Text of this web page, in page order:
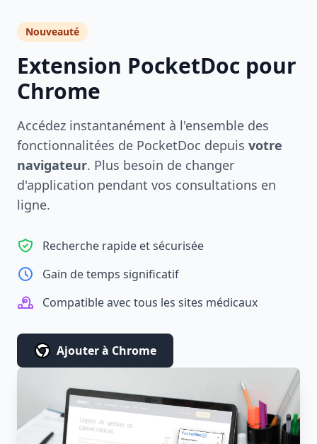
Nouveauté
Extension PocketDoc pour
Chrome
Accédez instantanément à l'ensemble des
fonctionnalitées de PocketDoc depuis votre
navigateur. Plus besoin de changer
d'application pendant vos consultations en
ligne.
Recherche rapide et sécurisée
Gain de temps significatif
Compatible avec tous les sites médicaux
Ajouter à Chrome